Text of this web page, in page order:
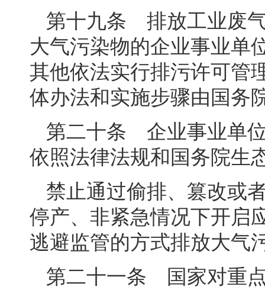
第十九条 排放工业废
大气污染物的企业事业单
其他依法实行排污许可管
体办法和实施步骤由国务
第二十条 企业事业单
依照法律法规和国务院生
禁止通过偷排、篡改或
停产、非紧急情况下开启
逃避监管的方式排放大气
第二十一条 国家对重